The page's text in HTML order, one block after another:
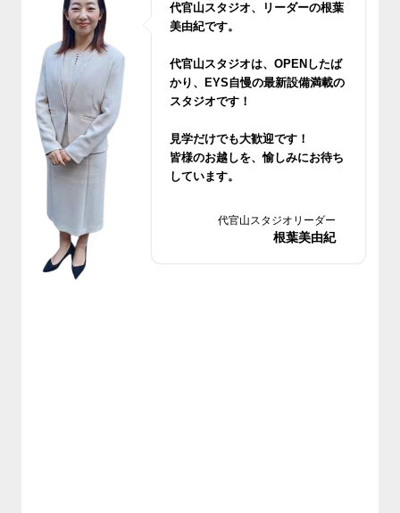
代官山スタジオ、リーダーの根葉
美由紀です。
代官山スタジオは、OPENしたば
かり、
EYS自慢の最新設備満載の
スタジオです！
見学だけでも大歓迎です！
皆様のお越しを、愉しみにお待ち
しています。
代官山スタジオリーダー
根葉美由紀